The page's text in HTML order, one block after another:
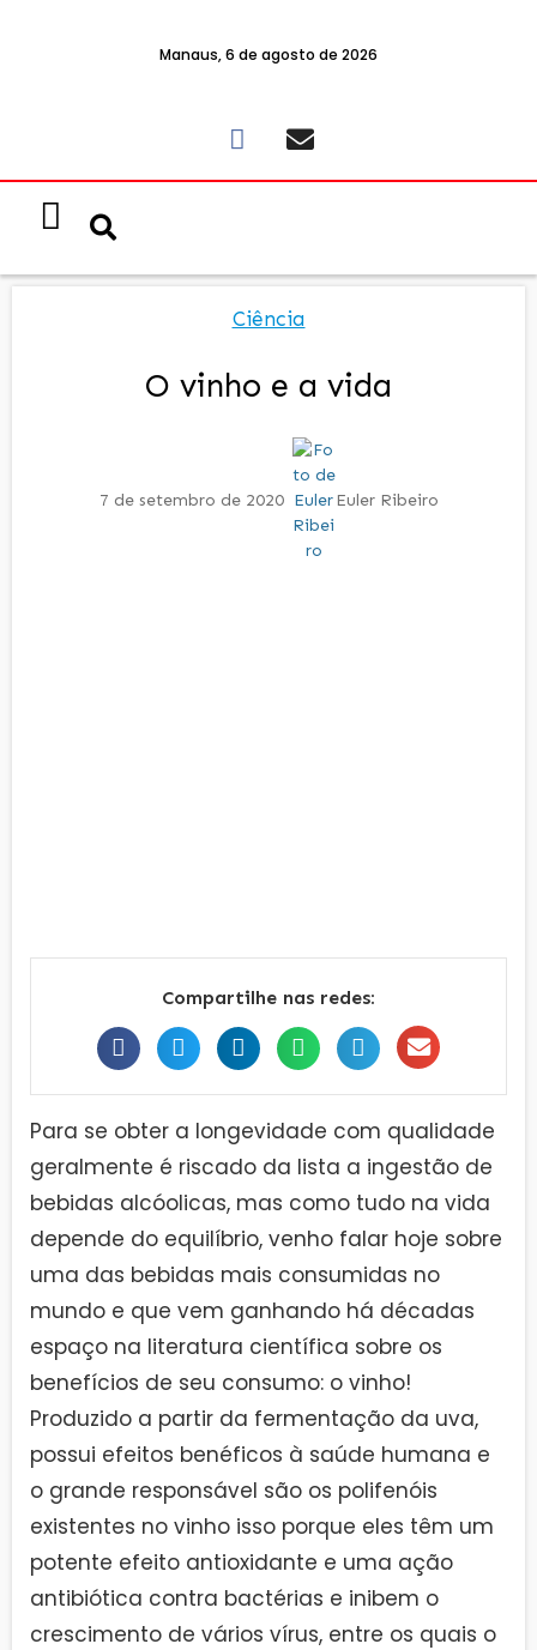
Manaus, 6 de agosto de 2026
Ciência
O vinho e a vida
7 de setembro de 2020 Euler Ribeiro
Compartilhe nas redes:
Para se obter a longevidade com qualidade
geralmente é riscado da lista a ingestão de
bebidas alcóolicas, mas como tudo na vida
depende do equilíbrio, venho falar hoje sobre
uma das bebidas mais consumidas no
mundo e que vem ganhando há décadas
espaço na literatura científica sobre os
benefícios de seu consumo: o vinho!
Produzido a partir da fermentação da uva,
possui efeitos benéficos à saúde humana e
o grande responsável são os polifenóis
existentes no vinho isso porque eles têm um
potente efeito antioxidante e uma ação
antibiótica contra bactérias e inibem o
crescimento de vários vírus, entre os quais o